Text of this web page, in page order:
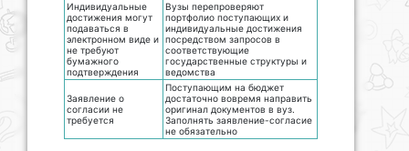
Индивидуальные
достижения могут
подаваться в
электронном виде и
не требуют
бумажного
подтверждения
Вузы перепроверяют
портфолио поступающих и
индивидуальные достижения
посредством запросов в
соответствующие
государственные структуры и
ведомства
Заявление о
согласии не
требуется
Поступающим на бюджет
достаточно вовремя направить
оригинал документов в вуз.
Заполнять заявление-согласие
не обязательно